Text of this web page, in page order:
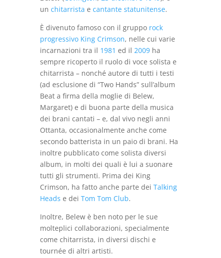
un chitarrista e cantante statunitense.
È divenuto famoso con il gruppo rock
progressivo King Crimson, nelle cui varie
incarnazioni tra il 1981 ed il 2009 ha
sempre ricoperto il ruolo di voce solista e
chitarrista – nonché autore di tutti i testi
(ad esclusione di “Two Hands” sull’album
Beat a firma della moglie di Belew,
Margaret) e di buona parte della musica
dei brani cantati – e, dal vivo negli anni
Ottanta, occasionalmente anche come
secondo batterista in un paio di brani. Ha
inoltre pubblicato come solista diversi
album, in molti dei quali è lui a suonare
tutti gli strumenti. Prima dei King
Crimson, ha fatto anche parte dei Talking
Heads e dei Tom Tom Club.
Inoltre, Belew è ben noto per le sue
molteplici collaborazioni, specialmente
come chitarrista, in diversi dischi e
tournée di altri artisti.